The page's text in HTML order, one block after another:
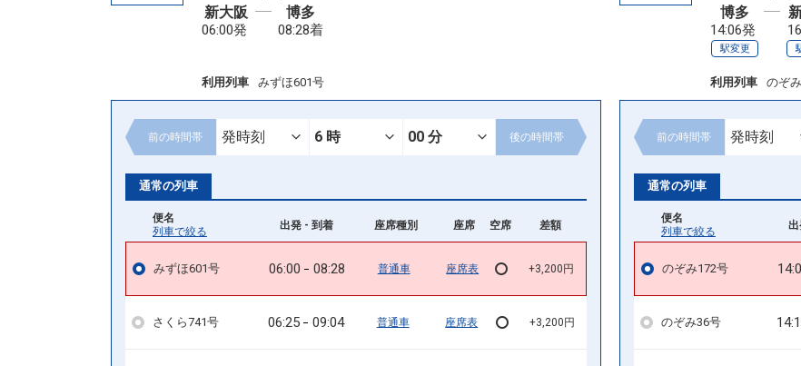
新大阪
06:00発
博多
08:28着
利用列車 みずほ601号
前の時間帯 後の時間帯
通常の列車
便名
列車で絞る
出発 - 到着 座席種別 座席 空席 差額
みずほ601号 06:00 08:28 普通車 座席表 +3,200円
さくら741号 06:25 09:04 普通車 座席表 +3,200円
博多
14:06発
駅変更
利用列車 のぞ
前の時間帯
通常の列車
便名
列車で絞る
のぞみ172号
のぞみ36号